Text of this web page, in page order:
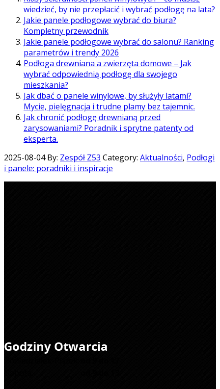
wiedzieć, by nie przepłacić i wybrać podłogę na lata?
Jakie panele podłogowe wybrać do biura?
Kompletny przewodnik
Jakie panele podłogowe wybrać do salonu? Ranking
parametrów i trendy 2026
Podłoga drewniana a zwierzęta domowe – Jak
wybrać odpowiednią podłogę dla swojego
mieszkania?
Jak dbać o panele winylowe, by służyły latami?
Mycie, pielęgnacja i trudne plamy bez tajemnic.
Jak chronić podłogę drewnianą przed
zarysowaniami? Poradnik i sprytne patenty od
eksperta.
2025-08-04By: Zespół Z53 Category: Aktualności, Podłogi
i panele: poradniki i inspiracje
Godziny Otwarcia